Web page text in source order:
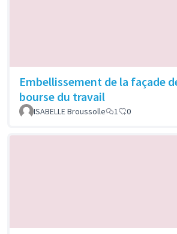
Embellissement de la façade
bourse du travail
ISABELLE Broussolle 1 0